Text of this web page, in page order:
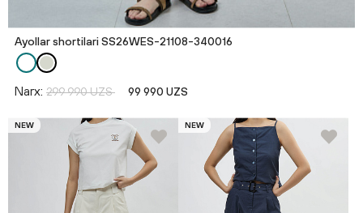
Ayollar shortilari SS26WES-21108-340016
Narx: 299 990 UZS 99 990 UZS
NEW NEW